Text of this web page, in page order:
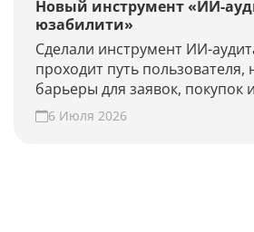
Новый инструмент «ИИ-
юзабилити»
Сделали инструмент ИИ-
проходит путь пользователя,
барьеры для заявок, покупок
предлагает гипотезы для
Проверьте свой сайт прямо
6 Июля 2026